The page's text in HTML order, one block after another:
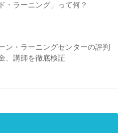
・ラーニング」って何？
ン・ラーニングセンターの評判
、講師を徹底検証